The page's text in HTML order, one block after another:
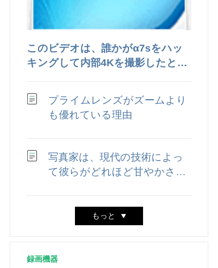
このビデオは、誰かがα7sをハッ
キングして内部4Kを撮影したと主
か?
プライムレンズがズームより
も優れている理由
写真家は、現代の技術によっ
て彼らがどれほど甘やかされ
もっと
録画機器